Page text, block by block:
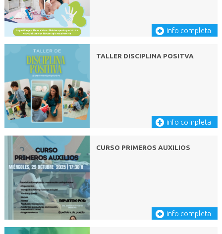
? Señales intermedias
El hambre va aumentando:
?? Se estira
?? Se lleva las manos a la boca
?? Chupa dedos o puños
? Sigue siendo un buen momento para iniciar la toma.
? Señales tardías
Aquí el bebé ya está pidiendo ayuda con más intensidad:
?? Se agita
?? Se pone rojo
?? Le cuesta engancharse o calmarse
? Cuando llegan aquí muchas veces necesitan primero calma… y
después alimento.
Si tu bebé llora:
? cógelo en brazos
info completa
TALLER DISCIPLINA POSITVA
info completa
CURSO PRIMEROS AUXILIOS
info completa